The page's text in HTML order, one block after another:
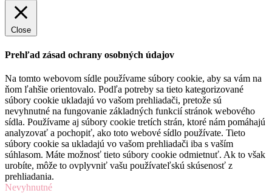
Close
Prehľad zásad ochrany osobných údajov
Na tomto webovom sídle používame súbory cookie, aby sa vám na
ňom ľahšie orientovalo. Podľa potreby sa tieto kategorizované
súbory cookie ukladajú vo vašom prehliadači, pretože sú
nevyhnutné na fungovanie základných funkcií stránok webového
sídla. Používame aj súbory cookie tretích strán, ktoré nám pomáhajú
analyzovať a pochopiť, ako toto webové sídlo používate. Tieto
súbory cookie sa ukladajú vo vašom prehliadači iba s vaším
súhlasom. Máte možnosť tieto súbory cookie odmietnuť. Ak to však
urobíte, môže to ovplyvniť vašu používateľskú skúsenosť z
prehliadania.
Nevyhnutné